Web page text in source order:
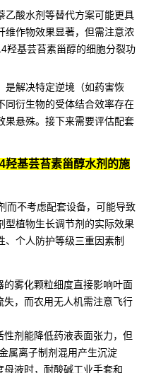
乙酸水剂等替代方案可能更具
维作物效果显著，但需注意浓
基芸苔素甾醇的细胞分裂功
是解决特定逆境（如药害恢
同衍生物的受体结合效率存在
果悬殊。接下来需要评估配套
羟基芸苔素甾醇水剂的施
而不考虑配套设备，可能导致
型植物生长调节剂 的实际效果
、个人防护等级三重因素制
的雾化颗粒细度直接影响叶面
失，而农用无人机需注意飞行
性剂 能降低药液表面张力，但
属离子制剂混用产生沉淀
液时， 耐酸碱工业手套和